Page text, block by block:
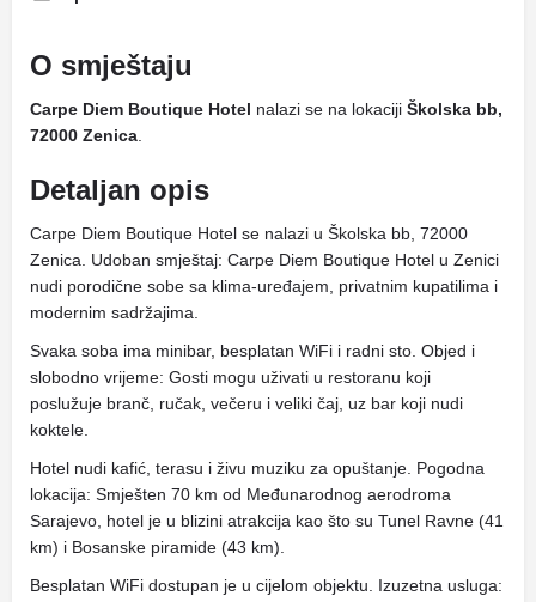
O smještaju
Carpe Diem Boutique Hotel nalazi se na lokaciji Školska bb,
72000 Zenica
Detaljan opis
Carpe Diem Boutique Hotel se nalazi u Školska bb, 72000
Zenica. Udoban smještaj: Carpe Diem Boutique Hotel u Zenici
nudi porodične sobe sa klima-uređajem, privatnim kupatilima i
modernim sadržajima.
Svaka soba ima minibar, besplatan WiFi i radni sto. Objed i
slobodno vrijeme: Gosti mogu uživati ​​u restoranu koji
poslužuje branč, ručak, večeru i veliki čaj, uz bar koji nudi
koktele.
Hotel nudi kafić, terasu i živu muziku za opuštanje. Pogodna
lokacija: Smješten 70 km od Međunarodnog aerodroma
Sarajevo, hotel je u blizini atrakcija kao što su Tunel Ravne (41
km) i Bosanske piramide (43 km).
Besplatan WiFi dostupan je u cijelom objektu. Izuzetna usluga: